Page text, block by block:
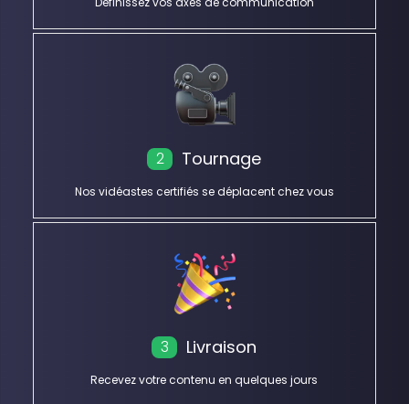
2 Tournage
Nos vidéastes certifiés se déplacent chez vous
3 Livraison
Recevez votre contenu en quelques jours